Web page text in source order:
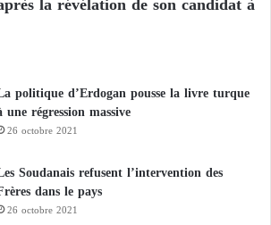
politique d’Erdogan pousse la livre turque
une régression massive
26 octobre 2021
Soudanais refusent l’intervention des
dans le pays
26 octobre 2021